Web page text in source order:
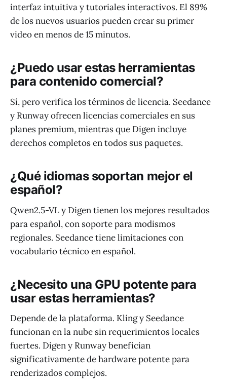
interfaz intuitiva y tutoriales interactivos. El 89%
de los nuevos usuarios pueden crear su primer
video en menos de 15 minutos.
¿Puedo usar estas herramientas
para contenido comercial?
Sí, pero verifica los términos de licencia. Seedance
y Runway ofrecen licencias comerciales en sus
planes premium, mientras que Digen incluye
derechos completos en todos sus paquetes.
¿Qué idiomas soportan mejor el
español?
Qwen2.5-VL y Digen tienen los mejores resultados
para español, con soporte para modismos
regionales. Seedance tiene limitaciones con
vocabulario técnico en español.
¿Necesito una GPU potente para
usar estas herramientas?
Depende de la plataforma. Kling y Seedance
funcionan en la nube sin requerimientos locales
fuertes. Digen y Runway benefician
significativamente de hardware potente para
renderizados complejos.